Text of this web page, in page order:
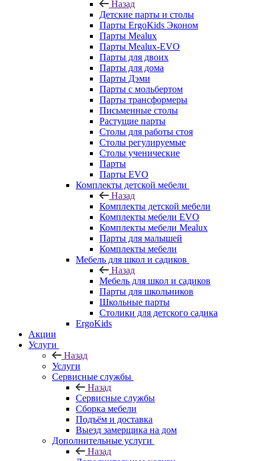
Назад
Детские парты и столы
Парты ErgoKids Эконом
Парты Mealux
Парты Mealux-EVO
Парты для двоих
Парты для дома
Парты Дэми
Парты с мольбертом
Парты трансформеры
Письменные столы
Растущие парты
Столы для работы стоя
Столы регулируемые
Столы ученические
Парты
Парты EVO
Комплекты детской мебели
Назад
Комплекты детской мебели
Комплекты мебели EVO
Комплекты мебели Mealux
Парты для малышей
Комплекты мебели
Мебель для школ и садиков
Назад
Мебель для школ и садиков
Парты для школьников
Школьные парты
Столики для детского садика
ErgoKids
Акции
Услуги
Назад
Услуги
Сервисные службы
Назад
Сервисные службы
Сборка мебели
Подъём и доставка
Выезд замерщика на дом
Дополнительные услуги
Назад